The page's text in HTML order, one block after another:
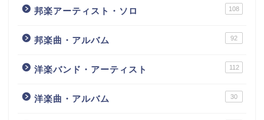
邦楽アーティスト・ソロ 108
邦楽曲・アルバム 92
洋楽バンド・アーティスト 112
洋楽曲・アルバム 30